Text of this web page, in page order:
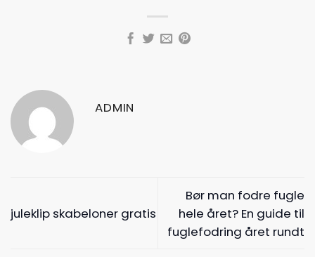
ADMIN
juleklip skabeloner gratis
Bør man fodre fugle
hele året? En guide til
fuglefodring året rundt